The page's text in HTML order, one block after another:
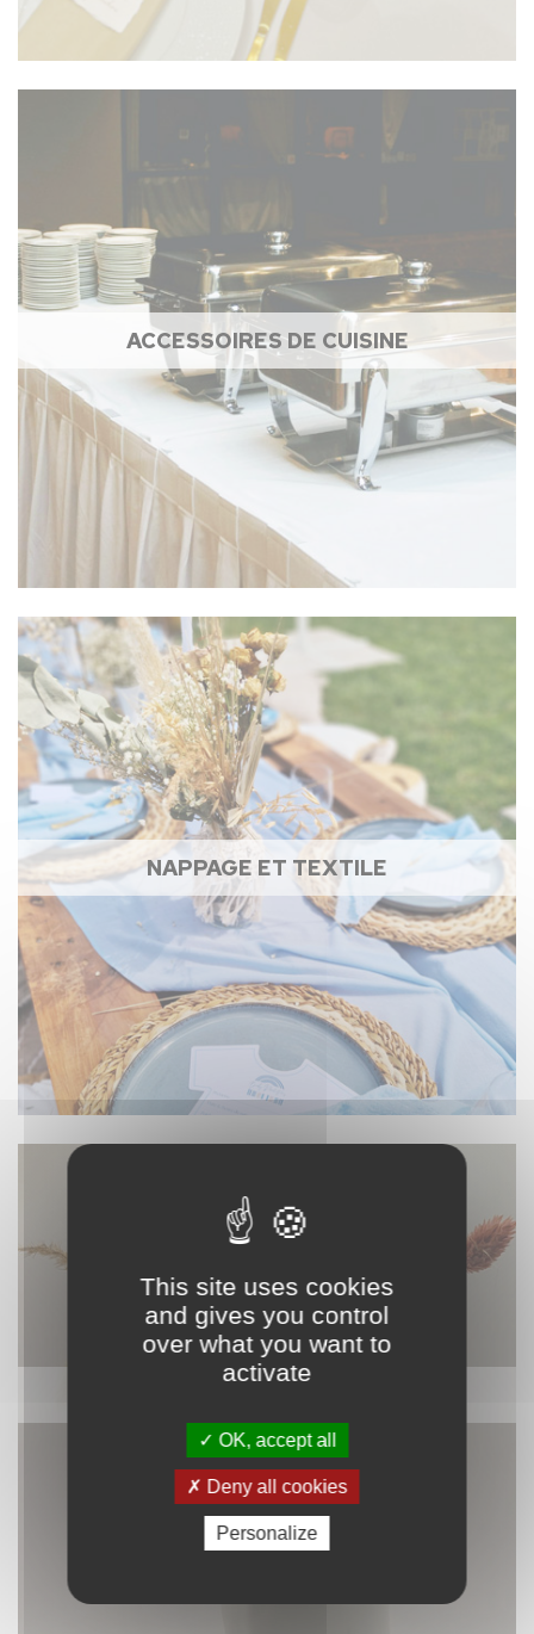
ACCESSOIRES DE CUISINE
NAPPAGE ET TEXTILE
This site uses cookies
and gives you control
over what you want to
activate
OK, accept all
Deny all cookies
Personalize